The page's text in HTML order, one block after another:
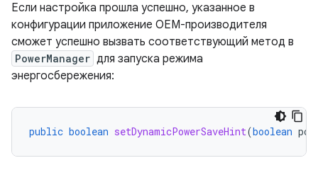
Если настройка прошла успешно, указанное в
конфигурации приложение OEM-производителя
сможет успешно вызвать соответствующий метод в
PowerManager для запуска режима
энергосбережения:
public boolean setDynamicPowerSaveHint(boolean